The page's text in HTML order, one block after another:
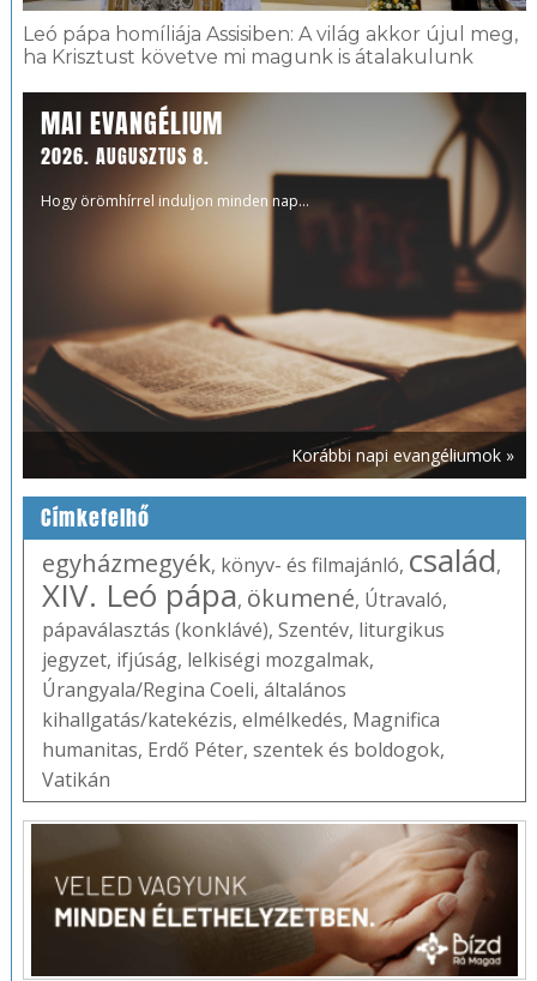
Leó pápa homíliája Assisiben: A világ akkor újul meg,
ha Krisztust követve mi magunk is átalakulunk
MAI EVANGÉLIUM
2026. AUGUSZTUS 8.
Hogy örömhírrel induljon minden nap...
Korábbi napi evangéliumok »
Címkefelhő
egyházmegyék, könyv- és filmajánló, család,
XIV. Leó pápa, ökumené, Útravaló,
pápaválasztás (konklávé), Szentév, liturgikus
jegyzet, ifjúság, lelkiségi mozgalmak,
Úrangyala/Regina Coeli, általános
kihallgatás/katekézis, elmélkedés, Magnifica
humanitas, Erdő Péter, szentek és boldogok,
Vatikán